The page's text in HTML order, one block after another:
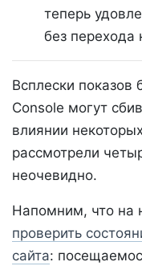
теперь
без перехода
Всплески показов
Console могут
влиянии
рассмотрели
неочевидно.
Напомним, что на
проверить
сайта: